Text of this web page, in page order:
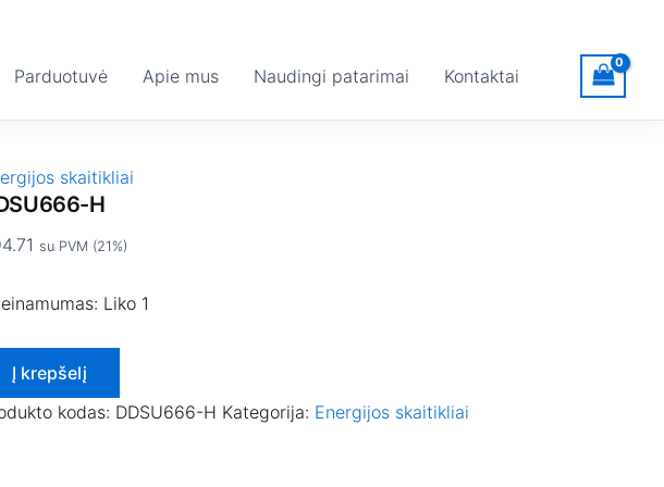
Parduotuvė Apie mus Naudingi patarimai Kontaktai
skaitikliai
H
su PVM (21%)
Liko 1
Į krepšelį
kodas: DDSU666-H Kategorija: Energijos skaitikliai